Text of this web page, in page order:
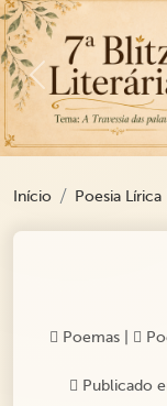
Previous
Início Poesia Lírica
Poemas
Publicado